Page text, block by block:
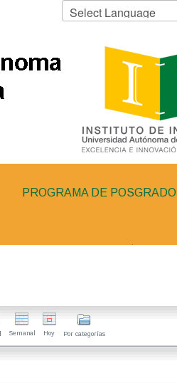
PROGRAMA DE POSGRADO
Semanal Hoy Por categorías